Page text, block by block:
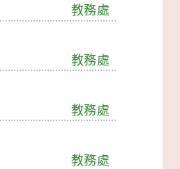
教務處
教務處
教務處
教務處